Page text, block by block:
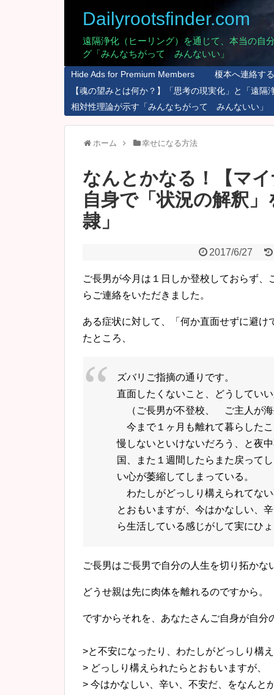
Dailyrootsfinder.com
遠隔浄化（ヒーリング）を通じて、本当の
グ「みんなちがって みんないい」
Hide Ads for Premium Members
榎本へ連絡す
【魂の望みとは何か？】「思考の現実化」と「遠隔
相対性理論が示す「みんなちがって みんないい」
ホーム 幸せになる方法
なんとかなる！【マ
自身で「状況の解釈
隷」
2017/6/27
ご長男が今月は１日しか登校しておらず
らご連絡をいただきました。
ある症状に対して、「何か直面せずに避
たところ、
ズバリご指摘の通りです。
直面したくないこと、どうしてい
（ご長男が不登校、 ご主人が海
今まで１ヶ月も離れて暮らした
慢しないといけないだろう、と夜
国、
また１週間したらまた戻って
い心が萎縮してしまっている。
わたしがどっしり構えられてな
とおもいますが、今はかなしい、
ら生活している感じがして実にひ
ご長男はご長男で自分の人生を切り拓かな
どうせ親は先に肉体を離れるのですから。
ですからそれを、あなたさんご自身が自
>と不安になったり、 わたしがどっしり構
> どっしり構えられたらとおもいますが、
> 今はかなしい、辛い、不安だ、
をなんと